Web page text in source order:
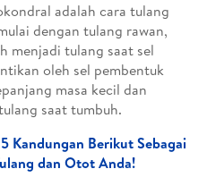
adalah cara tulang
dengan tulang rawan,
menjadi tulang saat sel
oleh sel pembentuk
masa kecil dan
saat tumbuh.
Kandungan Berikut Sebagai
dan Otot Anda!